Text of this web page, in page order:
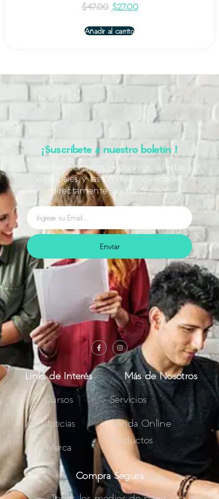
$47.00 $27.00
Añadir al carrito
¡Suscríbete a nuestro boletín !
Recibe consejos exclusivos, ofertas
especiales y las últimas novedades
directamente en tu correo!
Enviar
Links de Interés
Cursos
Noticias
Marca
Más de Nosotros
Servicios
Tienda Online
Productos
Compra Segura